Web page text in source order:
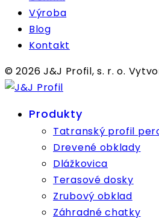
Výroba
Blog
Kontakt
© 2026 J&J Profil, s. r. o.
Produkty
Tatranský profil
Drevené obklady
Dlážkovica
Terasové dosky
Zrubový obklad
Záhradné chatky